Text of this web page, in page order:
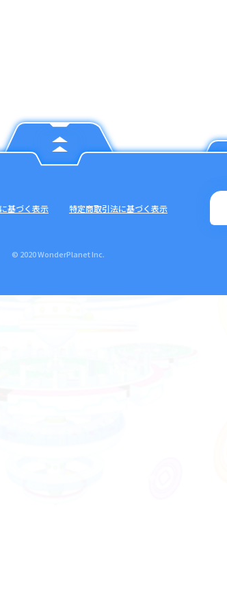
基づく表示 特定商取引法に基づく表示
© 2020 WonderPlanet Inc.